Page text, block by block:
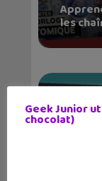
les
Geek Junior
chocolat)